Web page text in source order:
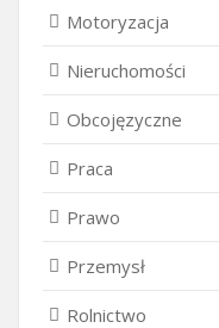
Motoryzacja
Nieruchomości
Obcojęzyczne
Praca
Prawo
Przemysł
Rolnictwo